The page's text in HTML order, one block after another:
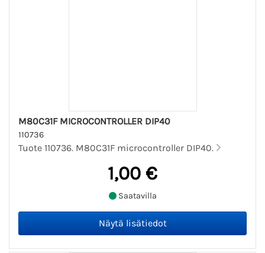
M80C31F MICROCONTROLLER DIP40
110736
Tuote 110736. M80C31F microcontroller DIP40.
1,00 €
Saatavilla